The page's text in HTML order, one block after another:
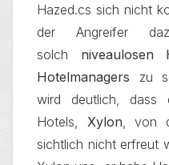
Hazed.cs sich nicht
der Angreifer
solch niveaulosen
Hotelmanagers zu
wird deutlich, dass
Hotels, Xylon, von
sichtlich nicht erfreut